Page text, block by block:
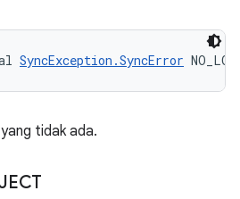
SyncException.SyncError
tidak ada.